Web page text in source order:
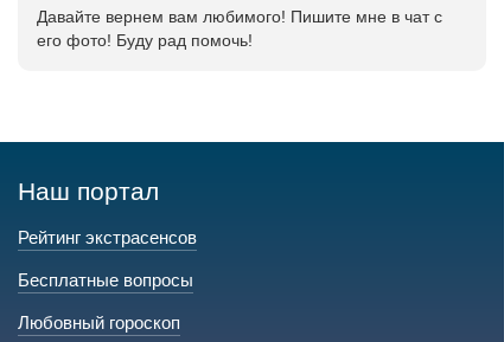
Давайте вернем вам любимого! Пишите мне в чат с
его фото! Буду рад помочь!
Наш портал
Рейтинг экстрасенсов
Бесплатные вопросы
Любовный гороскоп